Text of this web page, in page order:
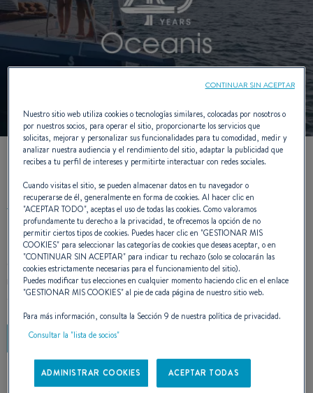
Desde 1986, cada modelo encarna una misma visión:
combinar elegancia, confort y rendimiento, impulsada por la
mirada de los arquitectos navales y enriquecida por las
experiencias de quienes los viven.
SABER MÁS
Nuestro sitio web utiliza cookies o tecnologías similares, colocadas por nosotros o
por nuestros socios, para operar el sitio, proporcionarte los servicios que
solicitas, mejorar y personalizar sus funcionalidades para tu comodidad, medir y
analizar nuestra audiencia y el rendimiento del sitio, adaptar la publicidad que
recibes a tu perfil de intereses y permitirte interactuar con redes sociales.
Cuando visitas el sitio, se pueden almacenar datos en tu navegador o
recuperarse de él, generalmente en forma de cookies. Al hacer clic en
"ACEPTAR TODO", aceptas el uso de todas las cookies. Como valoramos
profundamente tu derecho a la privacidad, te ofrecemos la opción de no
permitir ciertos tipos de cookies. Puedes hacer clic en "GESTIONAR MIS
COOKIES" para seleccionar las categorías de cookies que deseas aceptar, o en
"CONTINUAR SIN ACEPTAR" para indicar tu rechazo (solo se colocarán las
cookies estrictamente necesarias para el funcionamiento del sitio).
Puedes modificar tus elecciones en cualquier momento haciendo clic en el enlace
"GESTIONAR MIS COOKIES" al pie de cada página de nuestro sitio web.
Para más información, consulta la Sección 9 de nuestra política de privacidad.
Consultar la "lista de socios"
ADMINISTRAR COOKIES ACEPTAR TODAS
CONTINUAR SIN ACEPTAR